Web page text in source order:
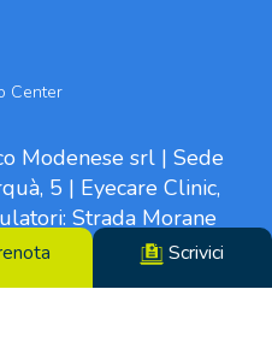
Center
Modenese srl | Sede
5 | Eyecare Clinic,
Strada Morane
059.306196 – Fax
Scrivici